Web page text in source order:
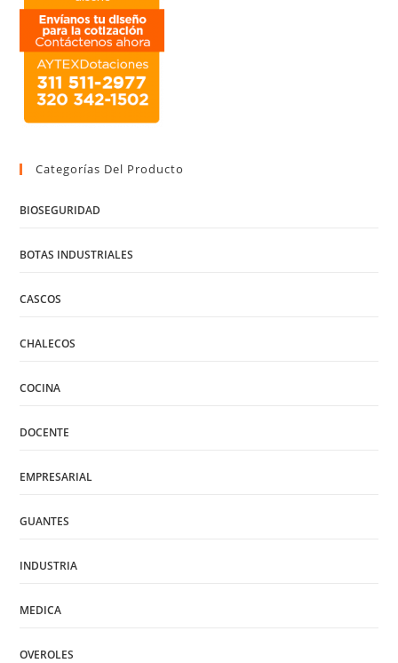
Categorías Del Producto
BIOSEGURIDAD
BOTAS INDUSTRIALES
CASCOS
CHALECOS
COCINA
DOCENTE
EMPRESARIAL
GUANTES
INDUSTRIA
MEDICA
OVEROLES